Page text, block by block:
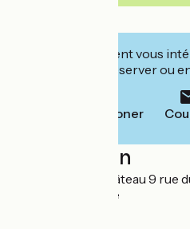
Cet établissement vous
leur site pour réserver ou
Téléphoner
Localisation
SARL Tous au Château 9
Brisson-sur-Loire